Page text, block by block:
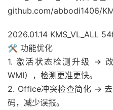
github.com/abbodi1406/
2026.01.14 KMS_VL_ALL
🛠️ 功能优化
1. 激活状态检测升级 →
WMI），检测更准更快。
2. Office冲突检查简化 →
码，减少误报。